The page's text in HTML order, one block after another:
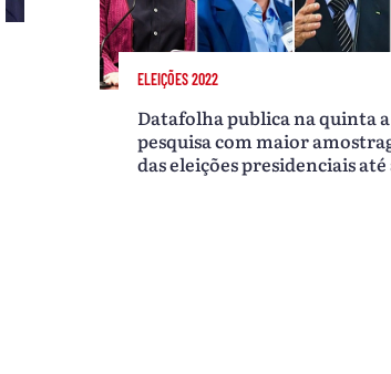
ELEIÇÕES 2022
Datafolha publica na quinta a
pesquisa com maior
das eleições presidenciais